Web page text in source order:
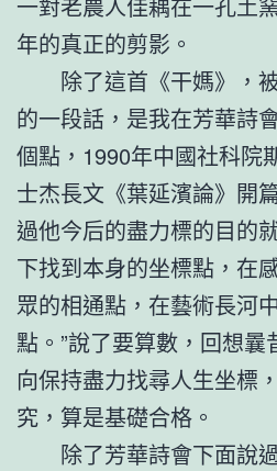
年的真正的剪影。
除了這首《干媽》，
的一段話，是我在芳華詩
個點，1990年中國社科院
士杰長文《葉延濱論》開
過他今后的盡力標的目的
下找到本身的坐標點，在
眾的相通點，在藝術長河
點。”說了要算數，回想
向保持盡力找尋人生坐標
究，算是基礎合格。
除了芳華詩會下面說